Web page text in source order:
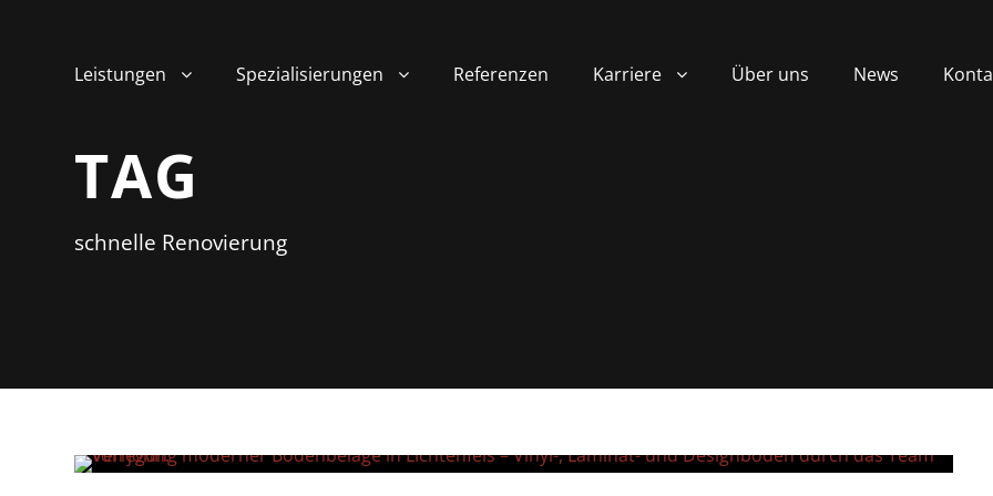
Leistungen Spezialisierungen Referenzen Karriere Über uns News
TAG
schnelle Renovierung